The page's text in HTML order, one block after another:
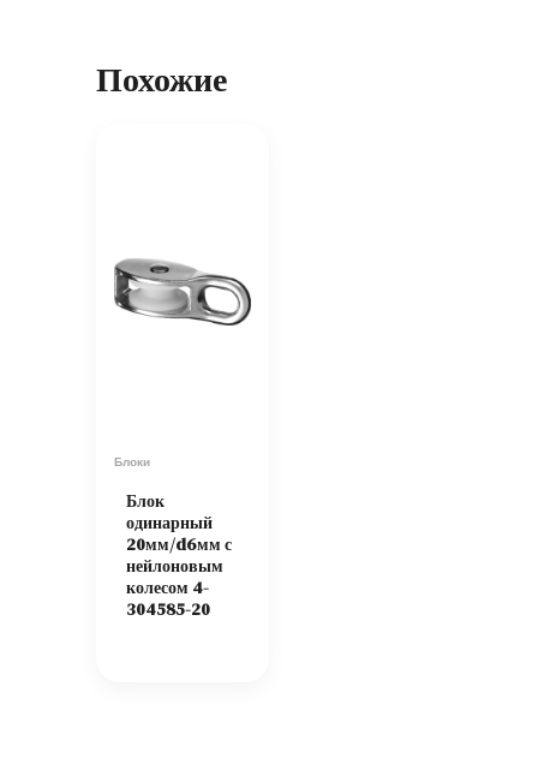
Похожие
Блоки
Блок
одинарный
20мм/d6мм с
нейлоновым
колесом 4-
304585-20